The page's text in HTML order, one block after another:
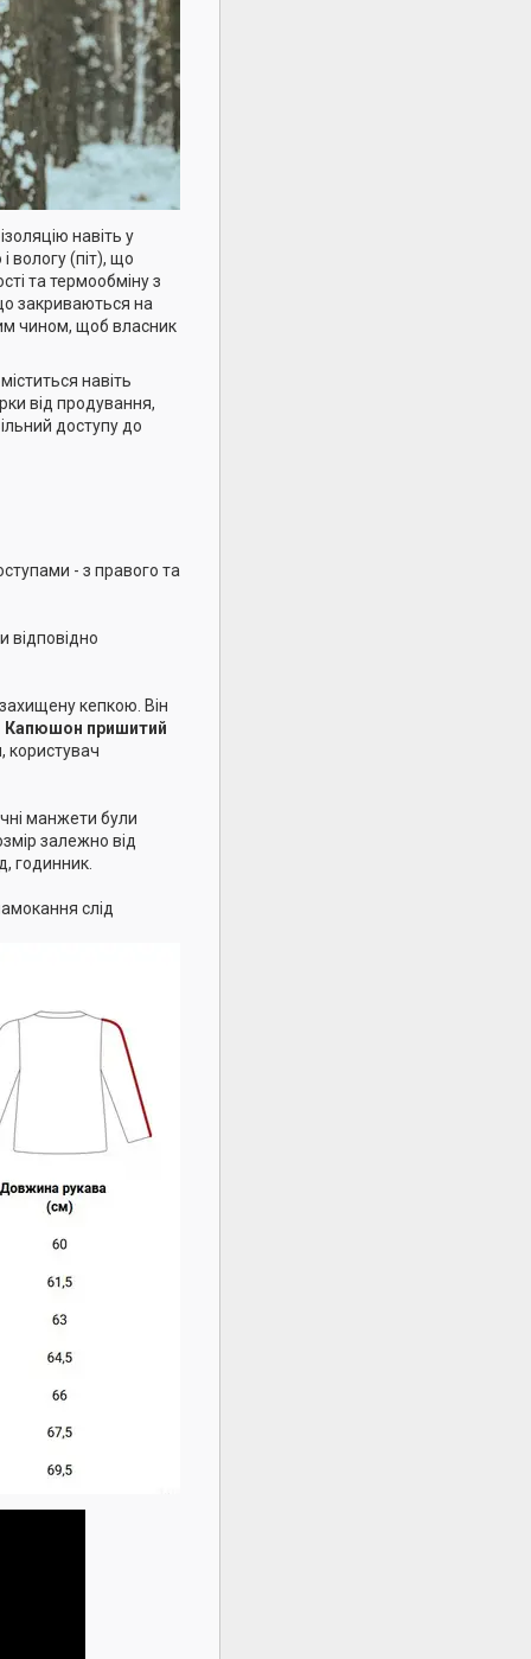
навіть у
вологу (піт), що
та термообміну з
закриваються на
чином, щоб власник
навіть
від продування,
доступу до
- з правого та
відповідно
кепкою. Він
Капюшон пришитий
користувач
манжети були
залежно від
годинник.
слід